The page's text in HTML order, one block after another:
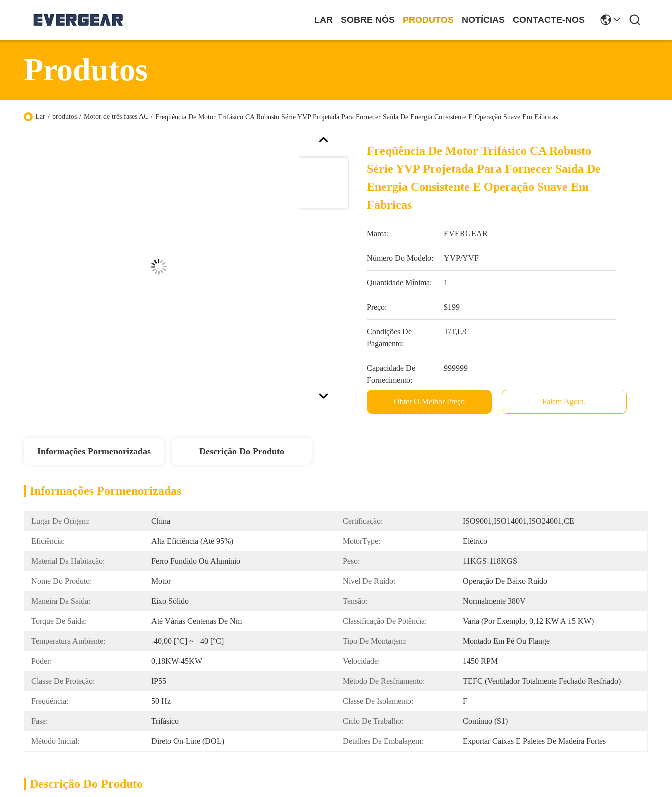
LAR SOBRE NÓS PRODUTOS NOTÍCIAS CONTACTE-NOS
Produtos
Lar / produtos / Motor de três fases AC / Freqüência De Motor Trifásico CA Robusto Série YVP Projetada Para Fornecer Saída De Energia Consistente E Operação Suave Em Fábricas
Freqüência De Motor Trifásico CA Robusto
Série YVP Projetada Para Fornecer Saída De
Energia Consistente E Operação Suave Em
Fábricas
Marca: EVERGEAR
Número Do Modelo: YVP/YVF
Quantidade Mínima: 1
Preço: $199
Condições De
Pagamento:
T/T,L/C
Capacidade De
Fornecimento:
999999
Obter O Melhor Preço Falem Agora.
Informações Pormenorizadas Descrição Do Produto
Informações Pormenorizadas
Lugar De Origem: China Certificação: ISO9001,ISO14001,ISO24001,CE
Eficiência: Alta Eficiência (até 95%) MotorType: Elétrico
Material Da Habitação: Ferro Fundido Ou Alumínio Peso: 11KGS-118KGS
Nome Do Produto: Motor Nível De Ruído: Operação De Baixo Ruído
Maneira Da Saída: Eixo Sólido Tensão: Normalmente 380V
Torque De Saída: Até Várias Centenas De Nm Classificação De Potência: Varia (por Exemplo, 0,12 KW A 15 KW)
Temperatura Ambiente: -40,00 [°C] ~ +40 [°C] Tipo De Montagem: Montado Em Pé Ou Flange
Poder: 0,18KW-45KW Velocidade: 1450 RPM
Classe De Proteção: IP55 Método De Resfriamento: TEFC (ventilador Totalmente Fechado Resfriado)
Freqüência: 50 Hz Classe De Isolamento: F
Fase: Trifásico Ciclo De Trabalho: Contínuo (S1)
Método Inicial: Direto On-Line (DOL) Detalhes Da Embalagem: Exportar Caixas E Paletes De Madeira Fortes
Descrição Do Produto